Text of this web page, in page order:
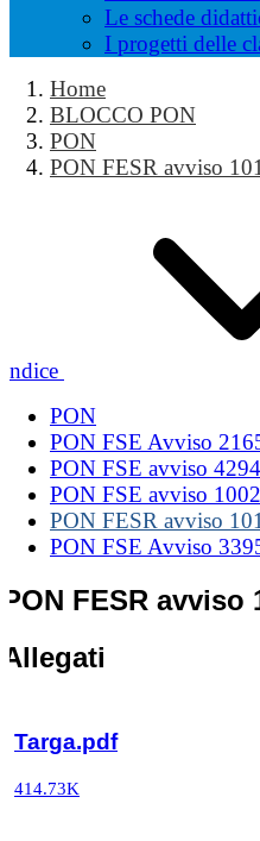
Le schede
I progetti delle
Home
BLOCCO PON
PON
PON FESR avviso
Indice
PON
PON FSE Avviso
PON FSE avviso
PON FSE avviso
PON FESR avviso
PON FSE Avviso
PON FESR avviso
Allegati
Targa.pdf
414.73K